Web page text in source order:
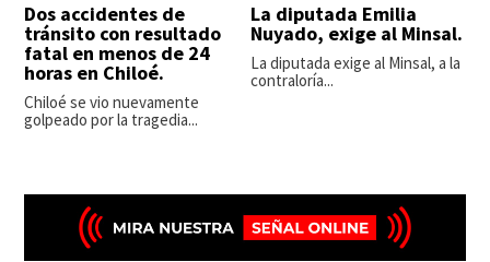
Dos accidentes de
tránsito con resultado
fatal en menos de 24
horas en Chiloé.
Chiloé se vio nuevamente
golpeado por la tragedia...
La diputada Emilia
Nuyado, exige al Minsal.
La diputada exige al Minsal, a la
contraloría...